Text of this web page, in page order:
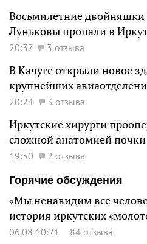
Восьмилетние
Луньковы пропали в
20:37 3 отзыва
В Качуге открыли новое
крупнейших
20:24 3 отзыва
Иркутские хирурги
сложной анатомией почки
19:50
2 отзыва
Горячие обсуждения
«Мы ненавидим все
история иркутских
06.08 10:21 84 отзыва